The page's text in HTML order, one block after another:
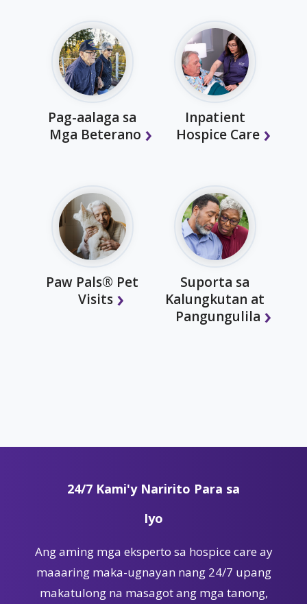
Pag-aalaga sa
Mga Beterano
Inpatient
Hospice Care
Paw Pals® Pet
Visits
Suporta sa
Kalungkutan at
Pangungulila
24/7 Kami'y Naririto Para sa
Iyo
Ang aming mga eksperto sa hospice care ay
maaaring maka-ugnayan nang 24/7 upang
makatulong na masagot ang mga tanong,